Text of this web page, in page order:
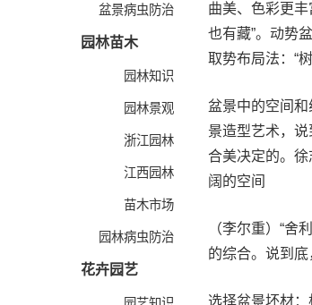
盆景病虫防治
园林苗木
园林知识
园林景观
浙江园林
江西园林
苗木市场
园林病虫防治
花卉园艺
曲美、色彩更
也有藏”。动势
取势布局法：“
盆景中的空间
景造型艺术，
合美决定的。
阔的空间
（李尔重）“舍
的综合。说到
选择盆景坯材